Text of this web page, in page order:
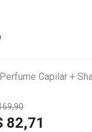
Capilar +
82,71